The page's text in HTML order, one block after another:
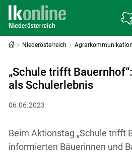
Niederösterreich Agrarkommunikation
„Schule trifft
als Schulerlebnis
06.06.2023
Beim Aktionstag „Schule trifft
informierten Bäuerinnen und